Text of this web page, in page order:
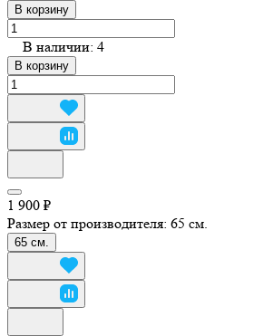
В корзину
В наличии: 4
В корзину
1 900 ₽
Размер от производителя: 65 см.
65 см.